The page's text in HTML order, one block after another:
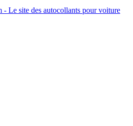
Le site des autocollants pour voiture